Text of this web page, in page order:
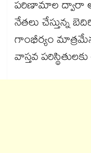
పరిణామాల ద్వారా
నేతలు చేస్తున్న
గాంభీర్యం
వాస్తవ